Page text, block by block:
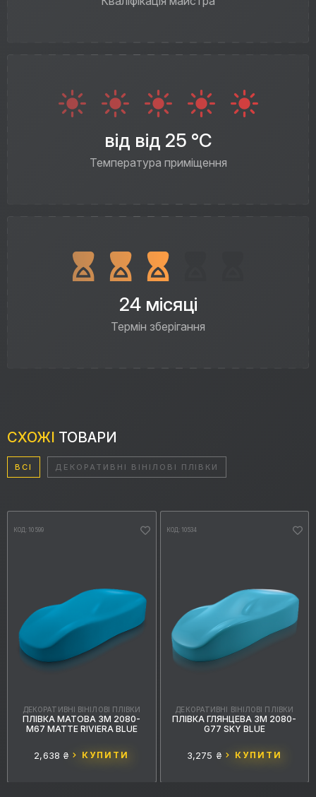
від від 25 °C
Температура приміщення
24 місяці
Термін зберігання
СХОЖІ ТОВАРИ
ВСІ ДЕКОРАТИВНІ ВІНІЛОВІ ПЛІВКИ
КОД: 10599
ДЕКОРАТИВНІ ВІНІЛОВІ ПЛІВКИ
ПЛІВКА МАТОВА 3M 2080-
M67 MATTE RIVIERA BLUE
2,638 ₴ КУПИТИ
КОД: 10534
ДЕКОРАТИВНІ ВІНІЛОВІ ПЛІВКИ
ПЛІВКА ГЛЯНЦЕВА 3M 2080-
G77 SKY BLUE
3,275 ₴ КУПИТИ